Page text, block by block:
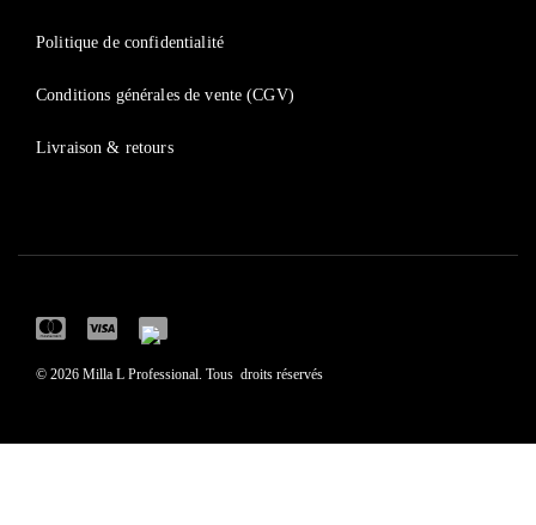
Politique de confidentialité
Conditions générales de vente (CGV)
Livraison & retours
© 2026 Milla L Professional. Tous droits réservés